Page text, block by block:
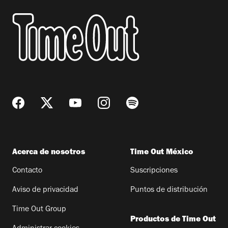
Acerca de nosotros
Contacto
Aviso de privacidad
Time Out Group
Time Out México
Suscripciones
Puntos de distribución
Productos de Time Out